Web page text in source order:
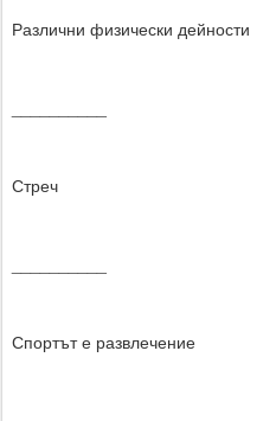
Различни физически дейности
Стреч
Спортът е развлечение